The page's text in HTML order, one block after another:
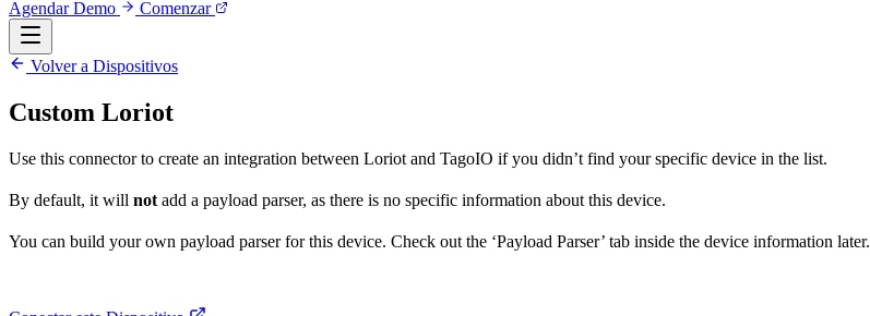
Agendar Demo
Comenzar
Volver a Dispositivos
Custom Loriot
Use this connector to create an integration between Loriot and TagoIO if you didn’t find your specific device in the list.
By default, it will not add a payload parser, as there is no specific information about this device.
You can build your own payload parser for this device. Check out the ‘Payload Parser’ tab inside the device information later.